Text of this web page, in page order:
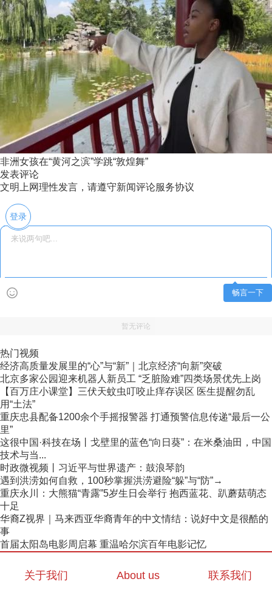
非洲女孩在“黄河之滨”学跳“敦煌舞”
发表评论
文明上网理性发言，请遵守新闻评论服务协议
登录
畅言一下
暂无评论
热门视频
经济高质量发展里的“心”与“新”｜北京经济“向新”突破
北京多家公园迎来机器人新员工 “乏脏险难”四类场景优先上岗
【百万庄小课堂】三伏天蚊虫叮咬止痒存误区 医生提醒勿乱
用“土法”
重庆忠县配备1200余个手摇报警器 打通预警信息传递“最后一公
里”
这很中国·科技在场丨戈壁里的蓝色“向日葵”：在米桑油田，中国
技术与当...
时政微视频丨习近平与世界遗产：鼓浪琴韵
遇到洪涝如何自救，100秒掌握洪涝避险“躲”与“防”→
重庆永川：大熊猫“青露”5岁生日会举行 抱西蓝花、趴蘑菇萌态
十足
华裔Z视界｜马来西亚华裔青年的中文情结：说好中文是很酷的
事
首届太阳岛电影周启幕 重温哈尔滨百年电影记忆
关于我们 About us 联系我们